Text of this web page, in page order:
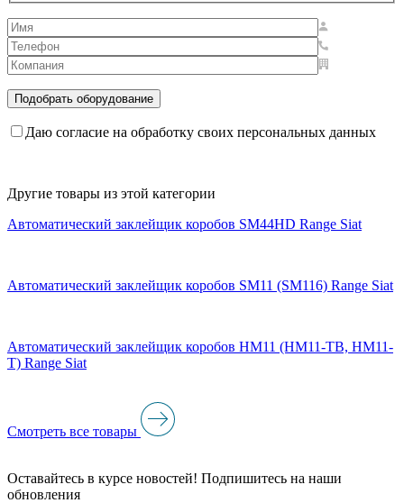
Даю согласие на обработку своих персональных данных
Другие товары из этой категории
Автоматический заклейщик коробов SM44HD Range Siat
Автоматический заклейщик коробов SM11 (SM116) Range Siat
Автоматический заклейщик коробов HM11 (HM11-TB, HM11-
T) Range Siat
Смотреть все товары
Оставайтесь в курсе новостей! Подпишитесь на наши
обновления